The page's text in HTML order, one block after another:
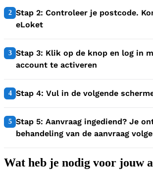
2 2:
Stap 2: Controleer je postcode.
eLoket
3 3:
Stap 3: Klik op de knop en log in
account te activeren
4 4:
Stap 4: Vul in de volgende
5 5:
Stap 5: Aanvraag ingediend? Je
behandeling van de aanvraag
Wat heb je nodig voor jouw